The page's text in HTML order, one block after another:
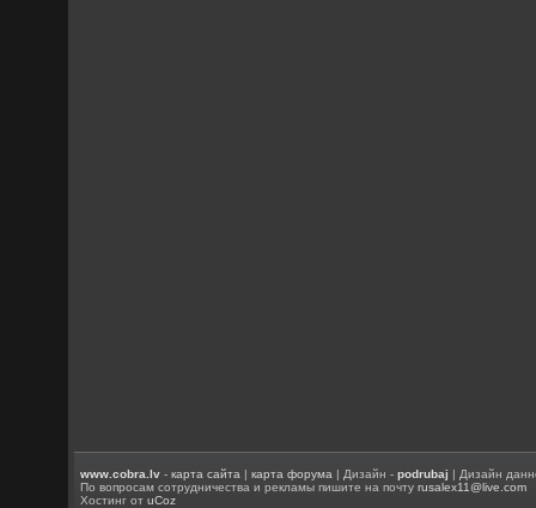
www.cobra.lv -карта сайта |карта форума | Дизайн -podrubaj | Дизайн
По вопросам сотрудничества и рекламы пишите на почтуrusalex11@live.com
Хостинг отuCoz